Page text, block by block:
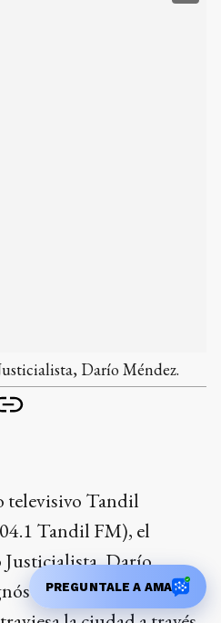
Darío Méndez.
televisivo Tandil
Tandil FM), el
Darío
sobre la realidad
PREGUNTALE A AMA